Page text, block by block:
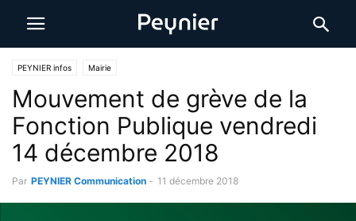
PEYNIER infos Mairie
Mouvement de grève de la
Fonction Publique vendredi
14 décembre 2018
Par PEYNIER Communication - 11 décembre 2018